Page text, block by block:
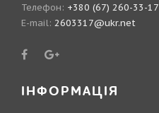
Телефон: +380 (67) 260-33-17
E-mail: 2603317@ukr.net
ІНФОРМАЦІЯ